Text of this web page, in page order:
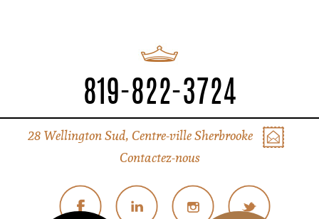
819-822-3724
28 Wellington Sud, Centre-ville Sherbrooke
Contactez-nous